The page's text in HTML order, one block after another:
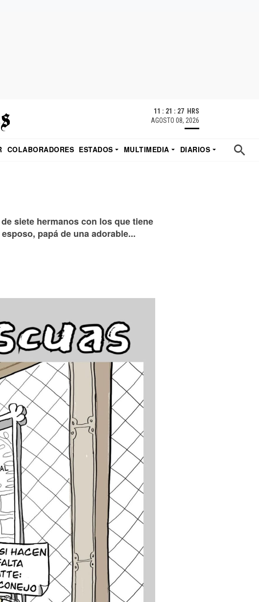
11 : 21 : 28 HRS
AGOSTO 08, 2026
COLABORADORES ESTADOS MULTIMEDIA
DIARIOS
siete hermanos con los que tiene
papá de una adorable...